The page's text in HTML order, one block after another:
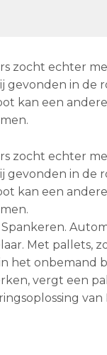
zocht echter
gevonden in de
kan een
zocht echter
gevonden in de
kan een
Met pallets,
het onbemand
vergt een
van